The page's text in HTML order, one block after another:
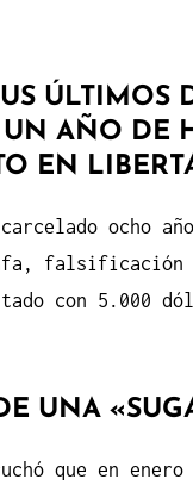
ÚLTIMOS
AÑO DE
EN
ocho
falsificación
con 5.000
UNA
que en enero